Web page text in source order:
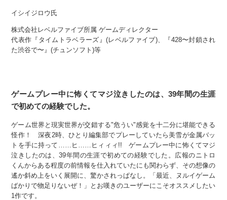
イシイジロウ氏
株式会社レベルファイブ所属 ゲームディレクター
代表作『タイムトラベラーズ』(レベルファイブ)、『428〜封鎖され
た渋谷で〜』(チュンソフト)等
ゲームプレー中に怖くてマジ泣きしたのは、39年間の生涯
で初めての経験でした。
ゲーム世界と現実世界が交錯する"危うい"感覚を十二分に堪能できる
怪作！ 深夜2時、ひとり編集部でプレーしていたら美雪が金属バッ
トを手に持って……ヒ……ヒィィィ!! ゲームプレー中に怖くてマジ
泣きしたのは、39年間の生涯で初めての経験でした。広報のニトロ
くんからある程度の前情報を仕入れていたにも関わらず、その想像の
遙か斜め上をいく展開に、驚かされっぱなし。「最近、ヌルイゲーム
ばかりで物足りないぜ！」とお嘆きのユーザーにこそオススメしたい
1作です。